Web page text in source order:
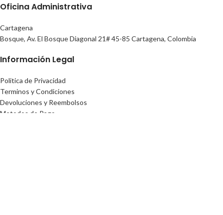
Oficina Administrativa
Cartagena
Bosque, Av. El Bosque Diagonal 21# 45-85 Cartagena, Colombia
Información Legal
Politica de Privacidad
Terminos y Condiciones
Devoluciones y Reembolsos
Metodos de Pago